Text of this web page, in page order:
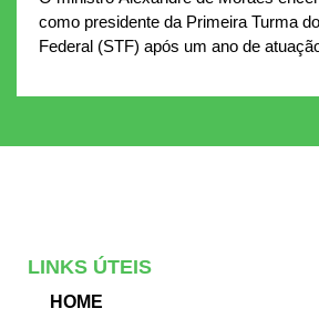
como presidente da Primeira Turma
Federal (STF) após um ano de
LINKS ÚTEIS
HOME